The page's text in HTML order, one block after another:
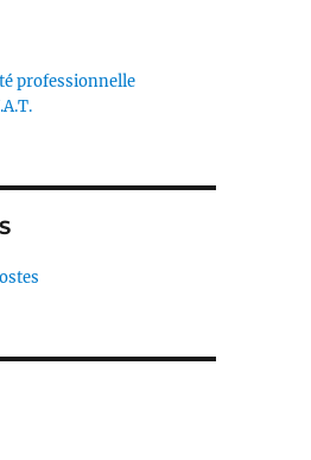
professionnelle